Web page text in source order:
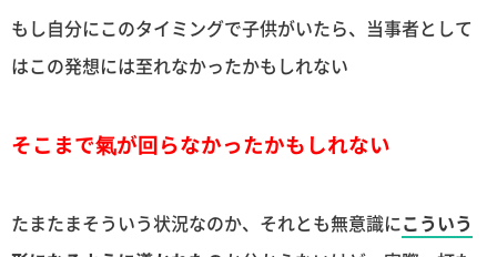
もし自分にこのタイミングで子供がいたら、当事者として
はこの発想には至れなかったかもしれない
そこまで氣が回らなかったかもしれない
たまたまそういう状況なのか、それとも無意識にこういう